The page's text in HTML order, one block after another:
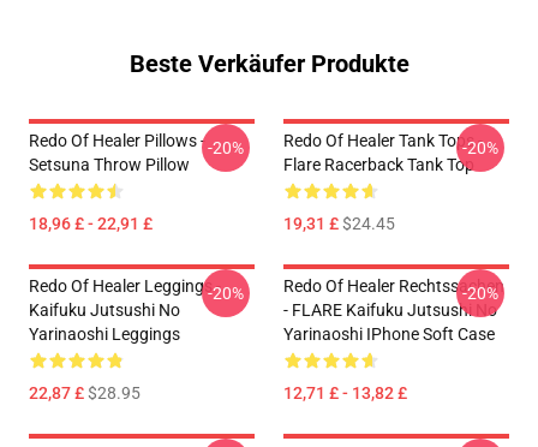
Beste Verkäufer Produkte
Redo Of Healer Pillows -
Setsuna Throw Pillow
18,96 £ - 22,91 £
-20%
Redo Of Healer Tank Tops -
Flare Racerback Tank Top
19,31 £$24.45
-20%
Redo Of Healer Leggings -
Kaifuku Jutsushi No
Yarinaoshi Leggings
22,87 £$28.95
-20%
Redo Of Healer Rechtssachen
- FLARE Kaifuku Jutsushi No
Yarinaoshi IPhone Soft Case
12,71 £ - 13,82 £
-20%